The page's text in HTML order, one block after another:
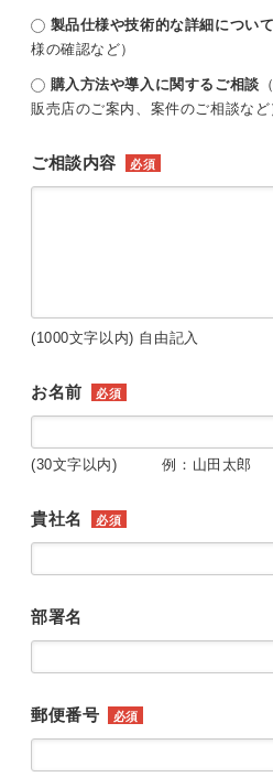
製品仕様や技術的な詳細について
様の確認など）
購入方法や導入に関するご相談
販売店のご案内、案件のご相談など
ご相談内容 必須
(1000文字以内) 自由記入
お名前 必須
(30文字以内) 例：山田太郎
貴社名 必須
部署名
郵便番号 必須